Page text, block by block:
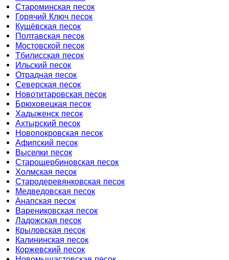
Староминская песок
Горячий Ключ песок
Кущёвская песок
Полтавская песок
Мостовской песок
Тбилисская песок
Ильский песок
Отрадная песок
Северская песок
Новотитаровская песок
Брюховецкая песок
Хадыженск песок
Ахтырский песок
Новопокровская песок
Афипский песок
Выселки песок
Старощербиновская песок
Холмская песок
Стародеревянковская песок
Медведовская песок
Анапская песок
Варениковская песок
Ладожская песок
Крыловская песок
Калининская песок
Коржевский песок